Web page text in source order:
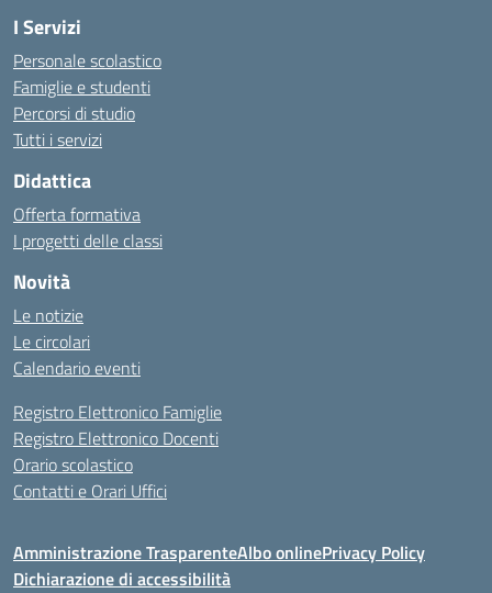
I Servizi
Personale scolastico
Famiglie e studenti
Percorsi di studio
Tutti i servizi
Didattica
Offerta formativa
I progetti delle classi
Novità
Le notizie
Le circolari
Calendario eventi
Registro Elettronico Famiglie
Registro Elettronico Docenti
Orario scolastico
Contatti e Orari Uffici
Amministrazione TrasparenteAlbo onlinePrivacy Policy
Dichiarazione di accessibilità